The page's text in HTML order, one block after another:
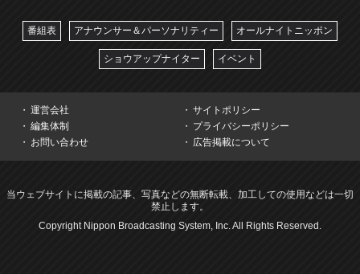
番組表 アナウンサー＆パーソナリティー オールナイトニッポン
ショウアップナイター イベント
運営会社
サイトポリシー
編集体制
プライバシーポリシー
お問い合わせ
広告掲載について
当ウェブサイトに掲載の記事、写真などの無断転載、加工しての使用などは一切
禁止します。
Copyright Nippon Broadcasting System, Inc. All Rights Reserved.